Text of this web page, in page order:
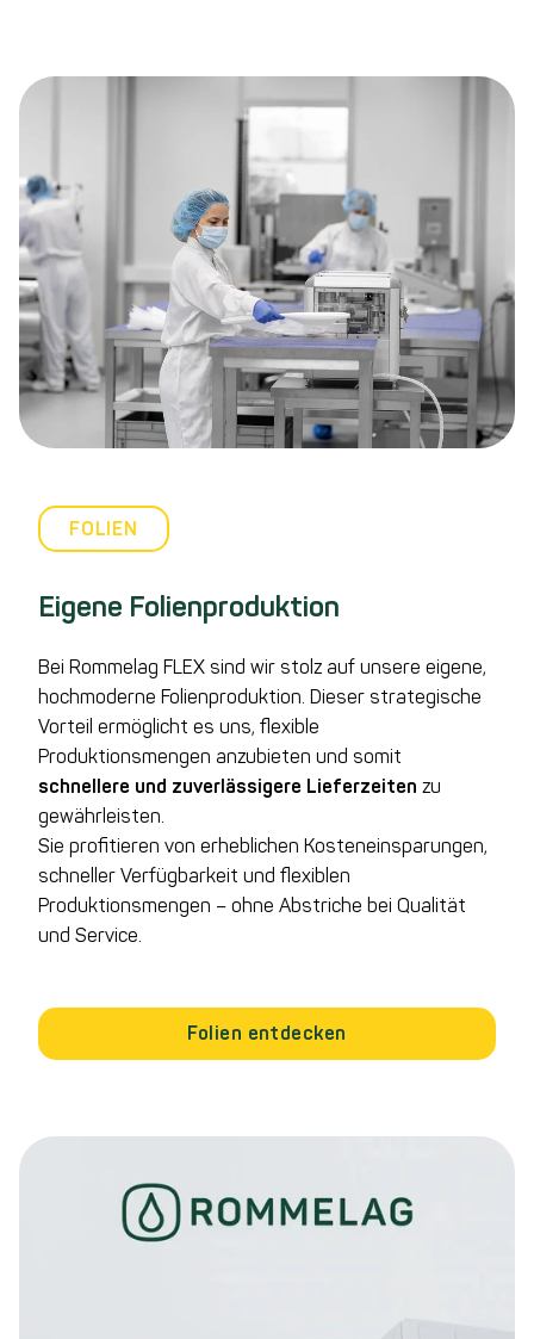
FOLIEN
Eigene Folienproduktion
Bei Rommelag FLEX sind wir stolz auf unsere eigene,
hochmoderne Folienproduktion. Dieser strategische
Vorteil ermöglicht es uns, flexible
Produktionsmengen anzubieten und somit
schnellere und zuverlässigere Lieferzeiten zu
gewährleisten.
Sie profitieren von erheblichen Kosteneinsparungen,
schneller Verfügbarkeit und flexiblen
Produktionsmengen – ohne Abstriche bei Qualität
und Service.
Folien entdecken